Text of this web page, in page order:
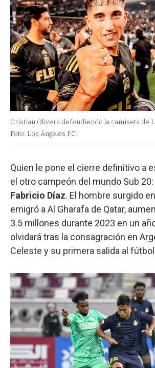
Cristian Olivera defendiendo la camiseta de
Foto: Los Ángeles FC.
Quien le pone el cierre definitivo a
el otro campeón del mundo Sub
Fabricio Díaz. El hombre surgido
emigró a Al Gharafa de Qatar,
3.5 millones durante 2023 en un
olvidará tras la consagración en
Celeste y su primera salida al